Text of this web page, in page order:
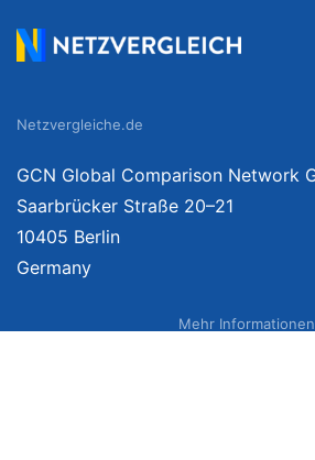
Netzvergleiche.de
GCN Global Comparison Network
Saarbrücker Straße 20–21
10405 Berlin
Germany
Mehr Informationen